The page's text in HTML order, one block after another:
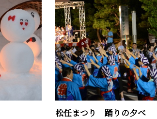
松任まつり 踊りの夕べ